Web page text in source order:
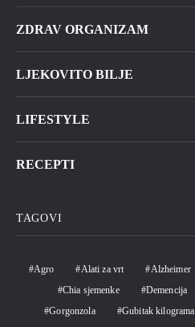
ZDRAV ORGANIZAM
LJEKOVITO BILJE
LIFESTYLE
RECEPTI
TAGOVI
Agro Alati za vrt Alzheimer
Chia sjemenke
Demencija
Gorgonzola
Gubitak kilograma